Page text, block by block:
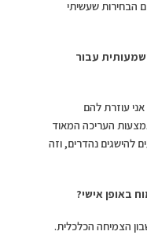
הבחירות שעשיתי
עבור
עוזרת להם
העריכה המאוד
להישגים נהדרים, וזה
באופן אישי?
הצמיחה הכלכלית.